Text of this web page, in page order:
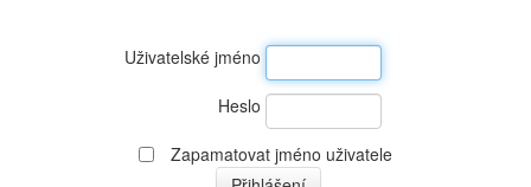
Uživatelské jméno
Heslo
Zapamatovat jméno uživatele